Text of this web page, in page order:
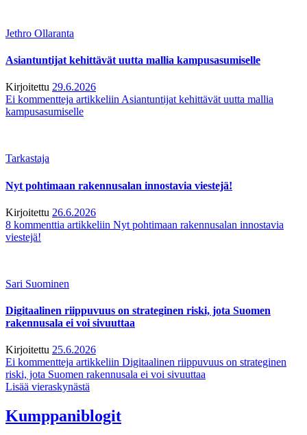
Jethro Ollaranta
Asiantuntijat kehittävät uutta mallia kampusasumiselle
Kirjoitettu 29.6.2026
Ei kommentteja artikkeliin Asiantuntijat kehittävät uutta mallia
kampusasumiselle
Tarkastaja
Nyt pohtimaan rakennusalan innostavia viestejä!
Kirjoitettu 26.6.2026
8 kommenttia artikkeliin Nyt pohtimaan rakennusalan innostavia
viestejä!
Sari Suominen
Digitaalinen riippuvuus on strateginen riski, jota Suomen
rakennusala ei voi sivuuttaa
Kirjoitettu 25.6.2026
Ei kommentteja artikkeliin Digitaalinen riippuvuus on strateginen
riski, jota Suomen rakennusala ei voi sivuuttaa
Lisää vieraskynästä
Kumppaniblogit